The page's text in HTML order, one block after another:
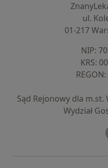
ul.
01-217
NIP:
KRS:
Sąd Rejonowy dla m.st.
Wydział